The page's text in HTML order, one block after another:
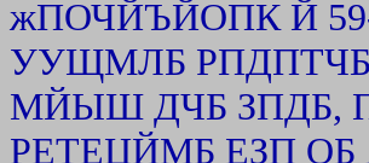
жПОЧЙЪЙОПК Й
УУЩМЛБ
МЙЫШ ДЧБ ЗПДБ,
РЕТЕЦЙМБ ЕЗП